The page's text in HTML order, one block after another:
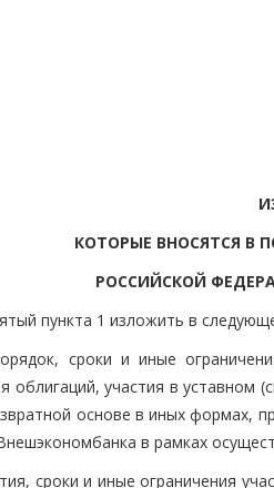
КОТОРЫЕ ВНОСЯТСЯ В
РОССИЙСКОЙ
пункта 1 изложить в
сроки и иные
облигаций, участия в уставном
основе в иных формах,
в рамках
сроки и иные ограничения